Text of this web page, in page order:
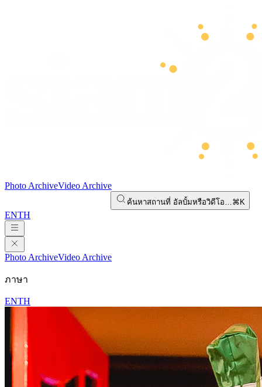
Photo ArchiveVideo Archive
ค้นหาสถานที่ อัลบั้มหรือวิดีโอ…⌘K
ENTH
Photo ArchiveVideo Archive
ภาษา
ENTH